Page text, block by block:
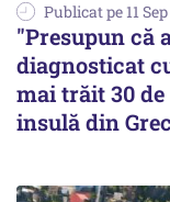
Publicat pe 11
"Presupun că
diagnosticat
mai trăit 30
insulă din